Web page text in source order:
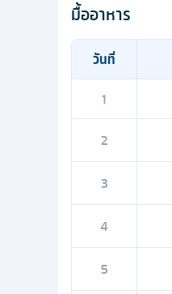
มื้ออาหาร
วันที่
1
2
3
4
5